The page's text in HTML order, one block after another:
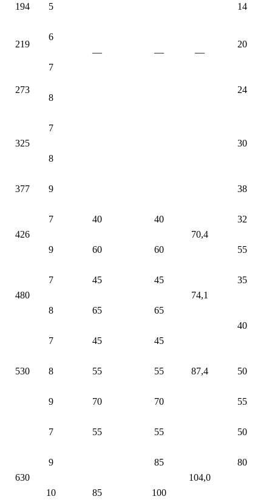
— — —
194 5 14
219
6
20
7
273 24
8
325
7
30
8
377 9 38
426
7 40
40
70,4
32
9 60 60 55
480
7 45
45
74,1
35
8 65
65
40
530
7 45 45
87,4
8 55 55 50
9 70 70 55
630
7 55 55
104,0
50
9
85
85 80
10
100